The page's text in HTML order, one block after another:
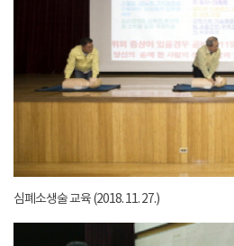
심폐소생술 교육 (2018. 11. 27.)